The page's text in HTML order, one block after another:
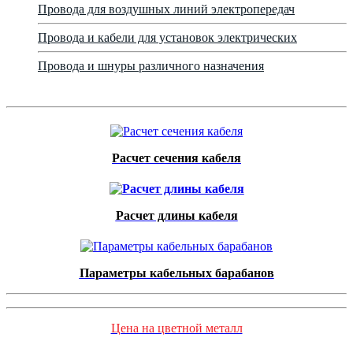
Провода для воздушных линий электропередач
Провода и кабели для установок электрических
Провода и шнуры различного назначения
Расчет сечения кабеля
Расчет длины кабеля
Параметры кабельных барабанов
Цена на цветной металл